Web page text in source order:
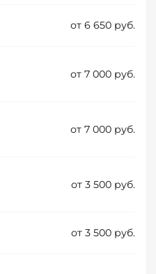
от 6 650 руб.
от 7 000 руб.
от 7 000 руб.
от 3 500 руб.
от 3 500 руб.